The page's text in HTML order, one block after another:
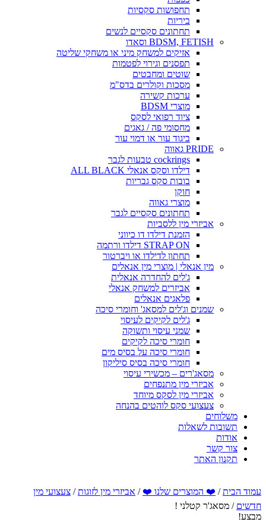
תחפושות סקסיות
ביריות
תחתונים סקסיים לנשים
BDSM, FETISH וסאדו
אזיקים למשחק מיני או משחקי שליטה
תפסנים וגירוי לפטמות
שוטים ומחבטים
מסכות וקולרים בדס"מ
ערכות קשירה
מוצרי BDSM
ציוד רפואי לסקס
מחסומי פה / גאגים
ביגוד עור או דמוי עור
PRIDE גאווה
cockrings טבעות לגבר
דילדו וסקס אנאלי ALL BLACK
בובות סקס גבריות
חוקן
מוצרי גאווה
תחתונים סקסיים לגבר
אביזרי מין ללסביות
הזמנת דילדו דו כיווני
STRAP ON דילדו ורתמה
תחתון לדילדו או ויברטור
מין אנאלי | מוצרי מין אנאלים
ג'לים להחדרה אנאלית
אביזרים למשחק אנאלי
פלאגים אנאלים
שמנים וג'לים למסאג' וחומרי סיכה
ג'לים לקיקים לעיסוי
שמני עיסוי ותשוקה
חומרי סיכה לקיקים
חומרי סיכה על בסיס מים
חומרי סיכה בסיס סיליקון
מסאג'רים – מכשירי עיסוי
אביזרי מין מתנפחים
אביזרי מין לסקס מיוחד
צעצועי סקס לוהטים בהנחה
משלוחים
תשובות לשאלות
אודות
צור קשר
תקנון האתר
עמוד הבית/ ❤️ המוצרים שלנו ❤️ / אביזרי מין לזוגות/ צעצועי מין
חדשים / מסאג'ר קטלני !
מבצע!